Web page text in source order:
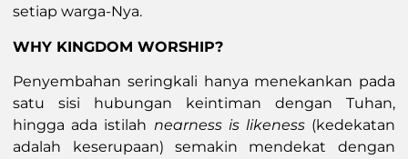
setiap warga-Nya.
WHY KINGDOM WORSHIP?
Penyembahan seringkali hanya menekankan pada
satu sisi hubungan keintiman dengan Tuhan,
hingga ada istilah nearness is likeness (kedekatan
adalah keserupaan) semakin mendekat dengan